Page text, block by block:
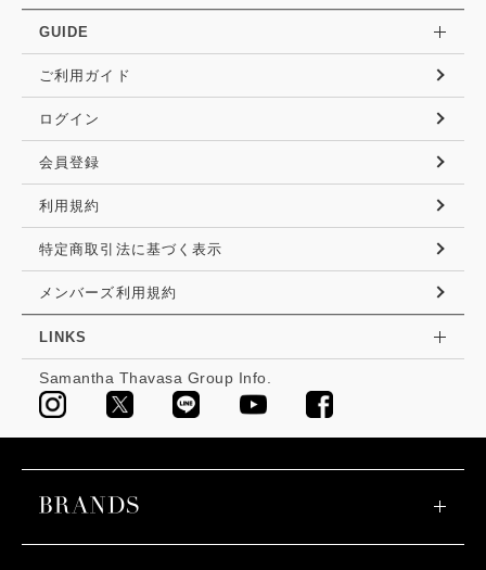
GUIDE
ご利用ガイド
ログイン
会員登録
利用規約
特定商取引法に基づく表示
メンバーズ利用規約
LINKS
Samantha Thavasa Group Info.